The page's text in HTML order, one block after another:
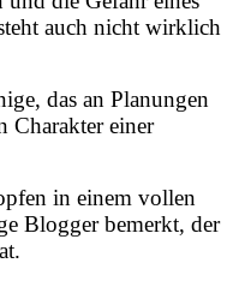
auch nicht wirklich
das an Planungen
Charakter einer
in einem vollen
Blogger bemerkt, der